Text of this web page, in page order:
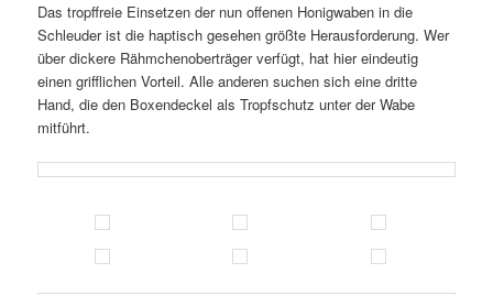
Das tropffreie Einsetzen der nun offenen Honigwaben in die
Schleuder ist die haptisch gesehen größte Herausforderung. Wer
über dickere Rähmchenoberträger verfügt, hat hier eindeutig
einen grifflichen Vorteil. Alle anderen suchen sich eine dritte
Hand, die den Boxendeckel als Tropfschutz unter der Wabe
mitführt.